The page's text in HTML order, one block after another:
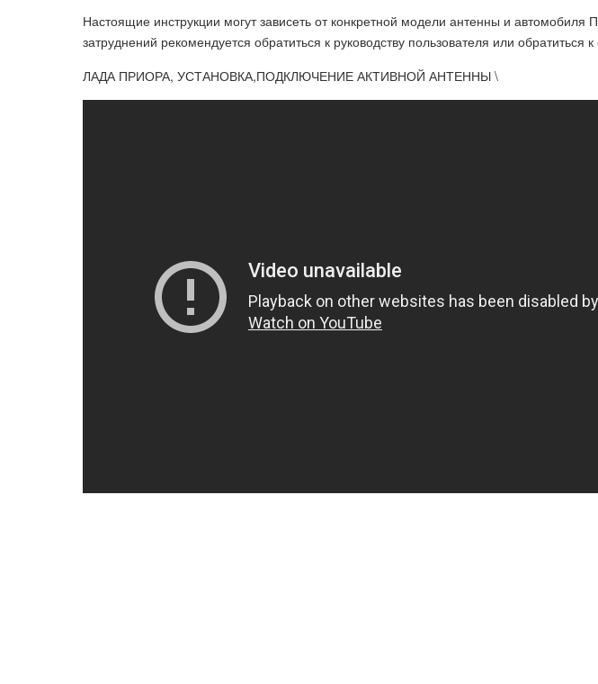
Настоящие инструкции могут зависеть от конкретной модели антенны и автомобиля
затруднений рекомендуется обратиться к руководству пользователя или обратиться
ЛАДА ПРИОРА, УСТАНОВКА,ПОДКЛЮЧЕНИЕ АКТИВНОЙ АНТЕННЫ \